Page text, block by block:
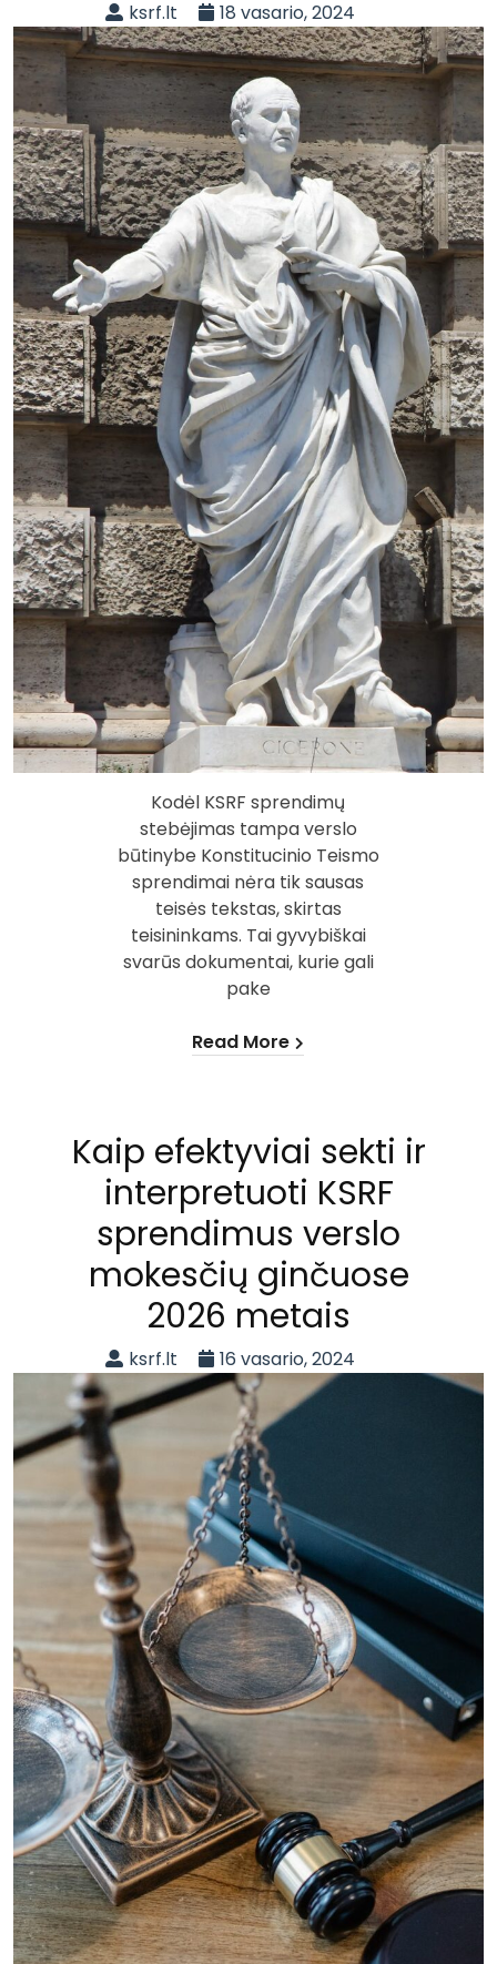
ksrf.lt 18 vasario, 2024
Kodėl KSRF sprendimų
stebėjimas tampa verslo
būtinybe Konstitucinio Teismo
sprendimai nėra tik sausas
teisės tekstas, skirtas
teisininkams. Tai gyvybiškai
svarūs dokumentai, kurie gali
pake
Read More
Kaip efektyviai sekti ir
interpretuoti KSRF
sprendimus verslo
mokesčių ginčuose
2026 metais
ksrf.lt 16 vasario, 2024